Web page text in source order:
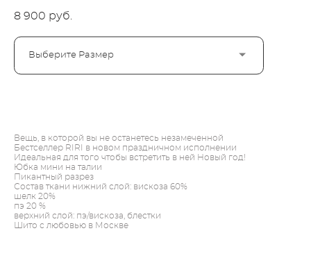
8 900 pуб.
Выберите Размер
Вещь, в которой вы не останетесь незамеченной
Бестселлер RIRI в новом праздничном исполнении
Идеальная для того чтобы встретить в ней Новый год!
Юбка мини на талии
Пикантный разрез
Состав ткани нижний слой: вискоза 60%
шелк 20%
пэ 20 %
верхний слой: пэ/вискоза, блестки
Шито с любовью в Москве